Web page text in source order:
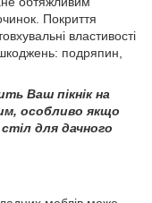
Покриття
властивості
подряпин,
Ваш пікнік на
особливо якщо
для дачного